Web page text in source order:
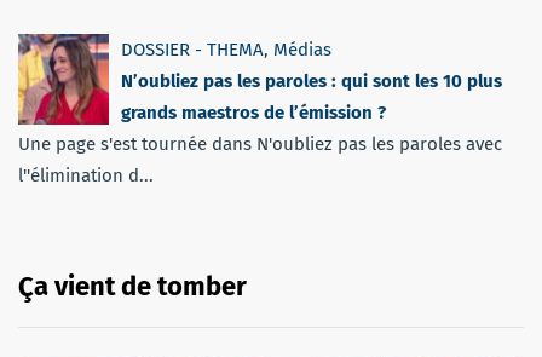
DOSSIER - THEMA, Médias
N’oubliez pas les paroles : qui sont les 10 plus
grands maestros de l’émission ?
Une page s'est tournée dans N'oubliez pas les paroles avec
l''élimination d...
Ça vient de tomber